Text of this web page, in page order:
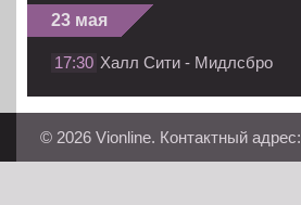
23 мая
17:30 Халл Сити - Мидлсбро
© 2026 Vionline. Контактный адрес: